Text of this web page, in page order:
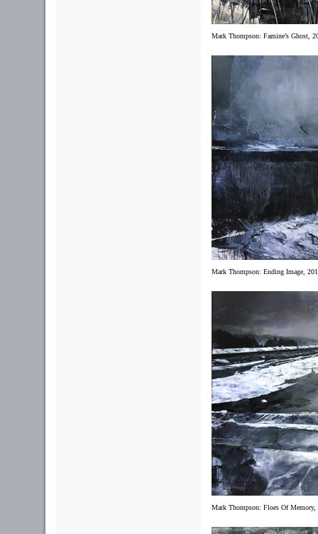
Mark Thompson: Famine’s Ghost,
Mark Thompson: Ending Image,
Mark Thompson: Floes Of